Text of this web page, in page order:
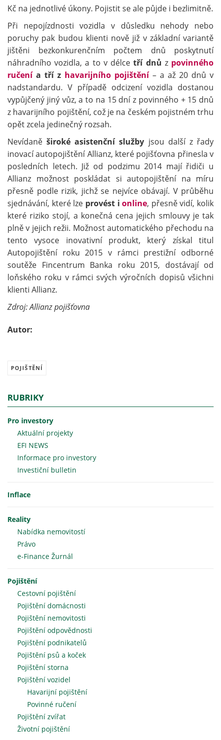
Kč na jednotlivé úkony. Pojistit se ale půjde i bezlimitně.
Při nepojízdnosti vozidla v důsledku nehody nebo
poruchy pak budou klienti nově již v základní variantě
jištěni bezkonkurenčním počtem dnů poskytnutí
náhradního vozidla, a to v délcetří dnů z povinného
ručenía tří z havarijního pojištění– a až 20 dnů v
nadstandardu. V případě odcizení vozidla dostanou
vypůjčený jiný vůz, a to na 15 dní z povinného + 15 dnů
z havarijního pojištění, což je na českém pojistném trhu
opět zcela jedinečný rozsah.
Nevídaněširoké asistenční služby jsou další z řady
inovací autopojištění Allianz, které pojišťovna přinesla v
posledních letech. Již od podzimu 2014 mají řidiči u
Allianz možnost poskládat si autopojištění na míru
přesně podle rizik, jichž se nejvíce obávají. V průběhu
sjednávání, které lze provést ionline, přesně vidí, kolik
které riziko stojí, a konečná cena jejich smlouvy je tak
plně v jejich režii. Možnost automatického přechodu na
tento vysoce inovativní produkt, který získal titul
Autopojištění roku 2015 v rámci prestižní odborné
soutěže Fincentrum Banka roku 2015, dostávají od
loňského roku v rámci svých výročních dopisů všichni
klienti Allianz.
Zdroj: Allianz pojišťovna
Autor:
POJIŠTĚNÍ
RUBRIKY
Pro investory
Aktuální projekty
EFI NEWS
Informace pro investory
Investiční bulletin
Inflace
Reality
Nabídka nemovitostí
Právo
e-Finance Žurnál
Pojištění
Cestovní pojištění
Pojištění domácnosti
Pojištění nemovitosti
Pojištění odpovědnosti
Pojištění podnikatelů
Pojištění psů a koček
Pojištění storna
Pojištění vozidel
Havarijní pojištění
Povinné ručení
Pojištění zvířat
Životní pojištění